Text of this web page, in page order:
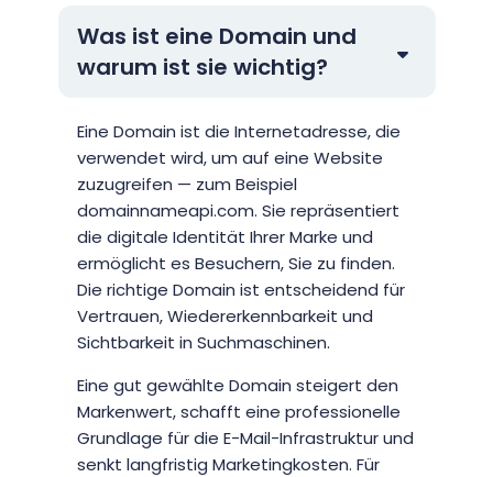
Was ist eine Domain und
warum ist sie wichtig?
Eine Domain ist die Internetadresse, die
verwendet wird, um auf eine Website
zuzugreifen — zum Beispiel
domainnameapi.com. Sie repräsentiert
die digitale Identität Ihrer Marke und
ermöglicht es Besuchern, Sie zu finden.
Die richtige Domain ist entscheidend für
Vertrauen, Wiedererkennbarkeit und
Sichtbarkeit in Suchmaschinen.
Eine gut gewählte Domain steigert den
Markenwert, schafft eine professionelle
Grundlage für die E-Mail-Infrastruktur und
senkt langfristig Marketingkosten. Für